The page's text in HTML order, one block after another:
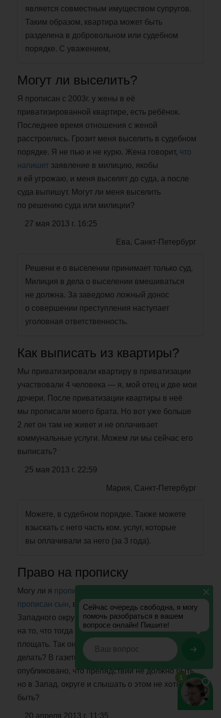
является совместным имуществом супругов.
Таким образом, квартира может быть
разделена в добровольном или судебном
порядке. С уважением,
Могут ли выселить?
Я прописан с 2003г. у жены в её
приватизированной квартире, есть ребёнок.
Последнее время отношения с женой
расстроились. Грозит меня выселить в судебном
порядке. Я не пью и не курю. Жена говорит, что
напишет заявление в милицию, якобы
я ей угрожаю, и меня выселят до суда, а после
суда выпишут. Могут ли меня выселить
по решению суда или милиции?
27 мая 2013 г. 16:25
Ева, Санкт-Петербург
Решени е о выселении принимает только суд.
Милиция в дела о выселении вмешиваться
не должна. За заведомо ложный донос
о совершении преступления наступает
уголовная ответственность.
Как выписать из квартиры?
Мы приватизировали квартиру в приватизации
участвовали 4 человека — я, мой отец и две мои
дочери. После приватизации квартиры в неё
мы прописали моего брата. Но вот уже больше
2 лет он там не живет и не оплачивает
коммунальные услуги. Можем ли мы сейчас его
выписать?
25 мая 2013 г. 22:59
Мария, Санкт-Петербург
Можете, в судебном порядке. Также можете
взыскать с него часть ком. услуг, которые
вы оплачивали за него (за 3 года).
Право на прописку
Могу ли я прописать жену
прописан сын, внук, я и моя жена. Администрация
Западного округа согласия не дает, ссылаясь
на то, что тогда станет меньше нормы жилая
площать. Так она и так меньше некуда. Что
делать? В газетеМоск. комсом. от 26.01.08г. было
опубликовано, что препядствий не должно быть,
но в Запад. округе и слышать о этом не хотят. Как
быть?
20 апреля 2013 г. 11:35